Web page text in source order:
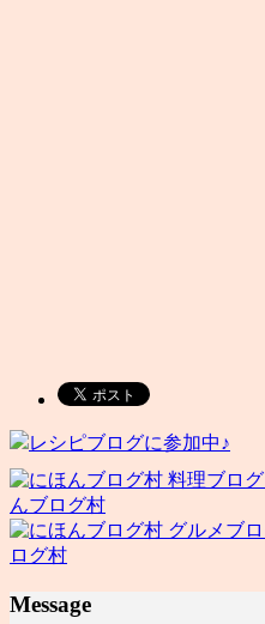
レシピブログに参加中♪
んブログ村
ログ村
Message